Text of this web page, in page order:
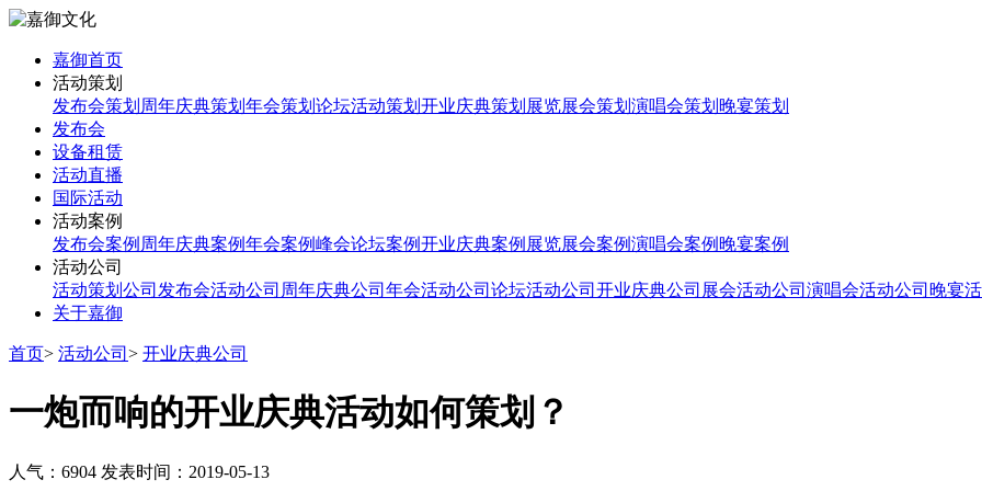
嘉御首页
活动策划
发布会策划 周年庆典策划 年会策划 论坛活动策划 开业庆典策划 展览展会策划 演唱会策划 晚宴策划
发布会
设备租赁
活动直播
国际活动
活动案例
发布会案例 周年庆典案例年会案例峰会论坛案例开业庆典案例 展览展会案例演唱会案例 晚宴案例
活动公司
活动策划公司 发布会活动公司 周年庆典公司 年会活动公司 论坛活动公司 开业庆典公司 展会活动公司 演唱会活动公司 晚宴
关于嘉御
首页> 活动公司 > 开业庆典公司
一炮而响的开业庆典活动如何策划？
人气：6904 发表时间：2019-05-13